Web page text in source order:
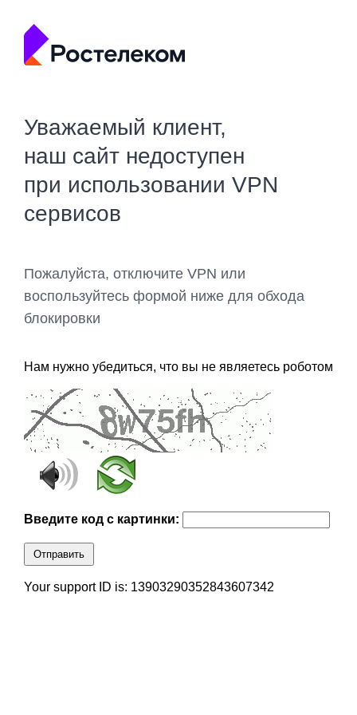
Уважаемый клиент,
наш сайт недоступен
при использовании VPN
сервисов
Пожалуйста, отключите VPN или
воспользуйтесь формой ниже для обхода
блокировки
Нам нужно убедиться, что вы не являетесь роботом
Введите код с картинки:
Отправить
Your support ID is: 13903290352843607342